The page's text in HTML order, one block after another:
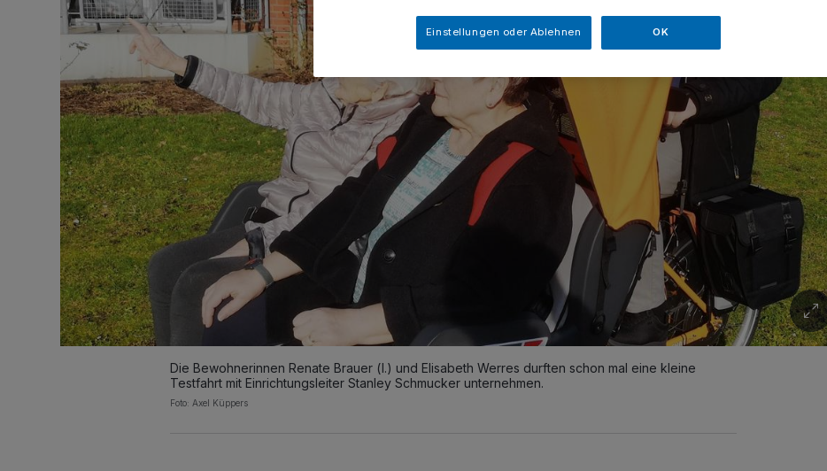
Die Bewohnerinnen Renate Brauer (l.) und Elisabeth Werres durften schon mal eine kleine
Testfahrt mit Einrichtungsleiter Stanley Schmucker unternehmen.
Foto: Axel Küppers
Einstellungen oder Ablehnen OK